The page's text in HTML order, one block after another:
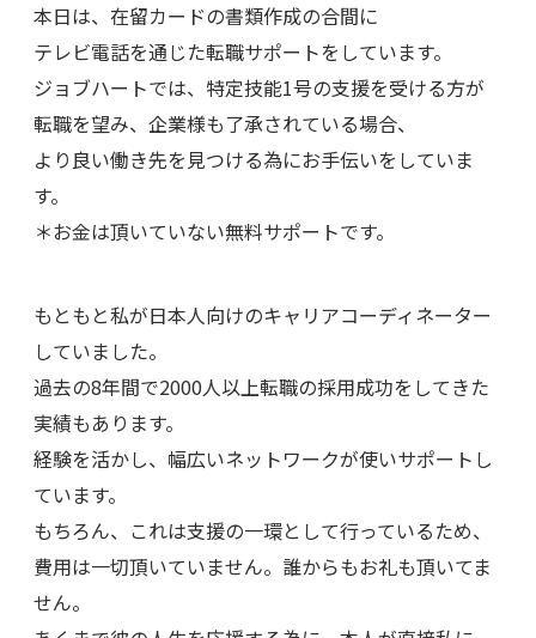
本日は、在留カードの書類作成の合間に
テレビ電話を通じた転職サポートをしています。
ジョブハートでは、特定技能1号の支援を受ける方が
転職を望み、企業様も了承されている場合、
より良い働き先を見つける為にお手伝いをしていま
す。
＊お金は頂いていない無料サポートです。
もともと私が日本人向けのキャリアコーディネーター
していました。
過去の8年間で2000人以上転職の採用成功をしてきた
実績もあります。
経験を活かし、幅広いネットワークが使いサポートし
ています。
もちろん、これは支援の一環として行っているため、
費用は一切頂いていません。誰からもお礼も頂いてま
せん。